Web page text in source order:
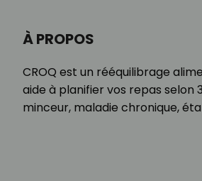
À PROPOS
CROQ est un rééquilibrage
aide à planifier vos repas selon
minceur, maladie chronique,